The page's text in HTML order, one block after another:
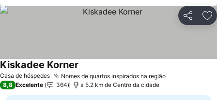
Partilhar
Casa de hóspedes Nomes de quartos inspirados na regiãoVer preços
Kiskadee Korner
8,8 Excelente 364 a 5.2 km de Centro da cidade